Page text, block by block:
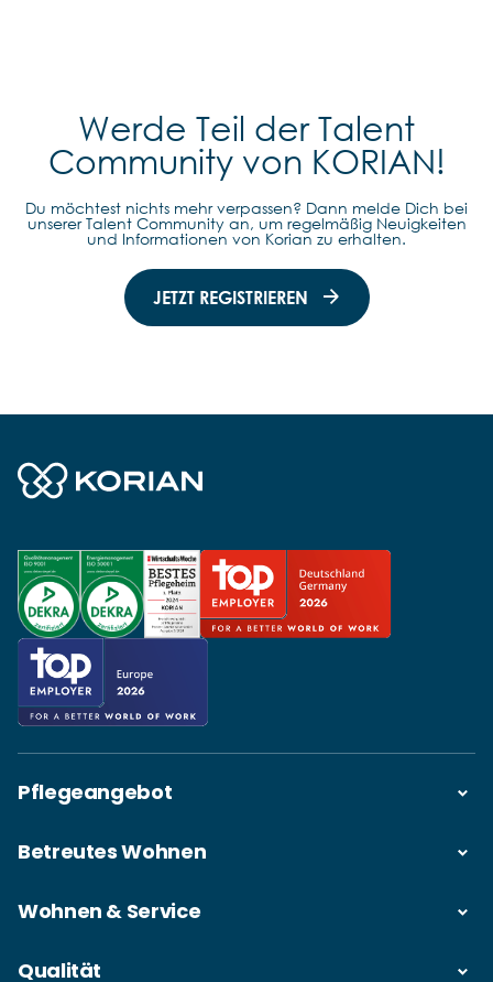
Werde Teil der Talent
Community von KORIAN!
Du möchtest nichts mehr verpassen? Dann melde Dich bei
unserer Talent Community an, um regelmäßig Neuigkeiten
und Informationen von Korian zu erhalten.
JETZT REGISTRIEREN
Pflegeangebot
Betreutes Wohnen
Wohnen & Service
Qualität